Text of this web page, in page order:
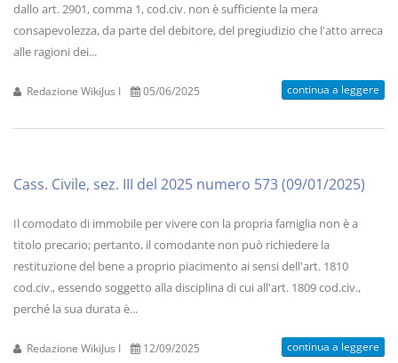
dallo art. 2901, comma 1, cod.civ. non è sufficiente la mera
consapevolezza, da parte del debitore, del pregiudizio che l'atto arreca
alle ragioni dei...
Redazione WikiJus I 05/06/2025 continua a leggere
Cass. Civile, sez. III del 2025 numero 573 (09/01/2025)
Il comodato di immobile per vivere con la propria famiglia non è a
titolo precario; pertanto, il comodante non può richiedere la
restituzione del bene a proprio piacimento ai sensi dell'art. 1810
cod.civ., essendo soggetto alla disciplina di cui all'art. 1809 cod.civ.,
perché la sua durata è...
Redazione WikiJus I 12/09/2025 continua a leggere